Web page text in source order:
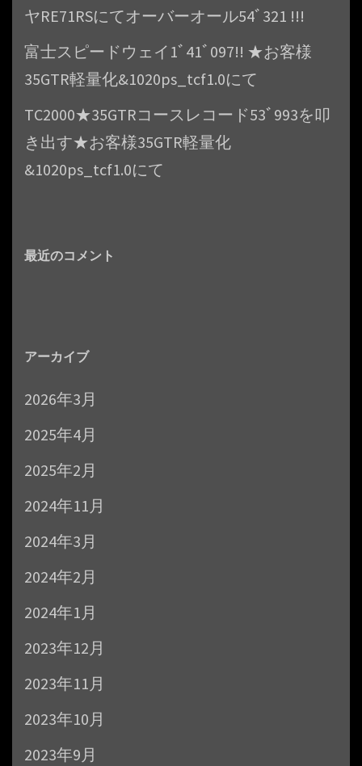
ヤRE71RSにてオーバーオール54ﾞ321 !!!
富士スピードウェイ1ﾞ41ﾞ097!! ★お客様
35GTR軽量化&1020ps_tcf1.0にて
TC2000★35GTRコースレコード53ﾞ993を叩
き出す★お客様35GTR軽量化
&1020ps_tcf1.0にて
最近のコメント
アーカイブ
2026年3月
2025年4月
2025年2月
2024年11月
2024年3月
2024年2月
2024年1月
2023年12月
2023年11月
2023年10月
2023年9月